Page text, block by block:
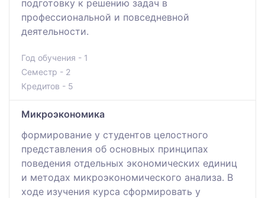
подготовку к решению задач в
профессиональной и повседневной
деятельности.
Год обучения - 1
Семестр - 2
Кредитов - 5
Микроэкономика
формирование у студентов целостного
представления об основных принципах
поведения отдельных экономических единиц
и методах микроэкономического анализа. В
ходе изучения курса сформировать у